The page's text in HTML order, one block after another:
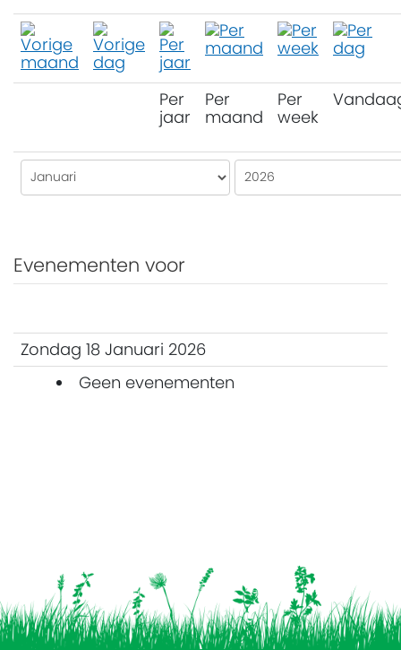
Per
jaar
Per
maand
Per
week
Evenementen voor
Zondag 18 Januari 2026
Geen evenementen